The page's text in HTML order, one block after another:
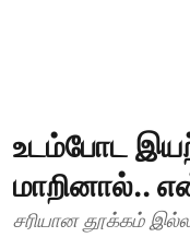
உடம்போட
மாறினால்..
சரியான தூக்கம்